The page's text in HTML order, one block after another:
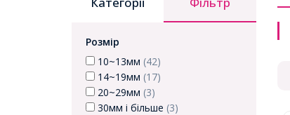
Розмір
10~13мм (42)
14~19мм (17)
20~29мм (3)
30мм і більше (3)